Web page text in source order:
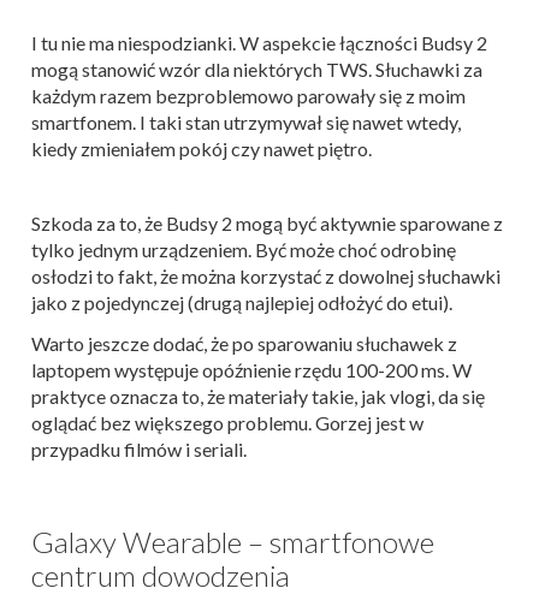
I tu nie ma niespodzianki. W aspekcie łączności Budsy 2
mogą stanowić wzór dla niektórych TWS. Słuchawki za
każdym razem bezproblemowo parowały się z moim
smartfonem. I taki stan utrzymywał się nawet wtedy,
kiedy zmieniałem pokój czy nawet piętro.
Szkoda za to, że Budsy 2 mogą być aktywnie sparowane z
tylko jednym urządzeniem. Być może choć odrobinę
osłodzi to fakt, że można korzystać z dowolnej słuchawki
jako z pojedynczej (drugą najlepiej odłożyć do etui).
Warto jeszcze dodać, że po sparowaniu słuchawek z
laptopem występuje opóźnienie rzędu 100-200 ms. W
praktyce oznacza to, że materiały takie, jak vlogi, da się
oglądać bez większego problemu. Gorzej jest w
przypadku filmów i seriali.
Galaxy Wearable – smartfonowe
centrum dowodzenia